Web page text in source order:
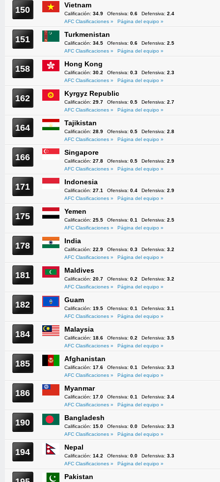
150 Vietnam
Calificación: 34.9 Ofensiva: 0.6 Defensiva: 2.4
AFC Clasificaciones »
Página del equipo »
151 Turkmenistan
Calificación: 34.5 Ofensiva: 0.6 Defensiva: 2.5
AFC Clasificaciones »
Página del equipo »
158 Hong Kong
Calificación: 30.2 Ofensiva: 0.3 Defensiva: 2.3
AFC Clasificaciones »
Página del equipo »
162 Kyrgyz Republic
Calificación: 29.7 Ofensiva: 0.5 Defensiva: 2.7
AFC Clasificaciones »
Página del equipo »
164 Tajikistan
Calificación: 28.9 Ofensiva: 0.5 Defensiva: 2.8
AFC Clasificaciones »
Página del equipo »
166 Singapore
Calificación: 27.8 Ofensiva: 0.5 Defensiva: 2.9
AFC Clasificaciones »
Página del equipo »
171 Indonesia
Calificación: 27.1 Ofensiva: 0.4 Defensiva: 2.9
AFC Clasificaciones »
Página del equipo »
175 Yemen
Calificación: 25.5 Ofensiva: 0.1 Defensiva: 2.5
AFC Clasificaciones »
Página del equipo »
178 India
Calificación: 22.9 Ofensiva: 0.3 Defensiva: 3.2
AFC Clasificaciones »
Página del equipo »
181 Maldives
Calificación: 20.7 Ofensiva: 0.2 Defensiva: 3.2
AFC Clasificaciones »
Página del equipo »
182 Guam
Calificación: 19.5 Ofensiva: 0.1 Defensiva: 3.1
AFC Clasificaciones »
Página del equipo »
184 Malaysia
Calificación: 18.6 Ofensiva: 0.2 Defensiva: 3.5
AFC Clasificaciones »
Página del equipo »
185 Afghanistan
Calificación: 17.6 Ofensiva: 0.1 Defensiva: 3.3
AFC Clasificaciones »
Página del equipo »
186 Myanmar
Calificación: 17.0 Ofensiva: 0.1 Defensiva: 3.4
AFC Clasificaciones »
Página del equipo »
190 Bangladesh
Calificación: 15.0 Ofensiva: 0.0 Defensiva: 3.3
AFC Clasificaciones »
Página del equipo »
194 Nepal
Calificación: 14.2 Ofensiva: 0.0 Defensiva: 3.3
AFC Clasificaciones »
Página del equipo »
Pakistan